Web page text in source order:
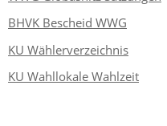
BHVK Bescheid WWG
KU Wählerverzeichnis
KU Wahllokale Wahlzeit